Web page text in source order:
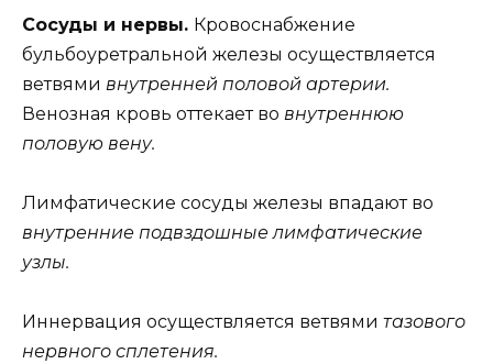
Сосуды и нервы. Кровоснабжение
бульбоуретральной железы осуществляется
ветвями внутренней половой артерии.
Венозная кровь оттекает во внутреннюю
половую вену.
Лимфатические сосуды железы впадают во
внутренние подвздошные лимфатические
узлы.
Иннервация осуществляется ветвями тазового
нервного сплетения.